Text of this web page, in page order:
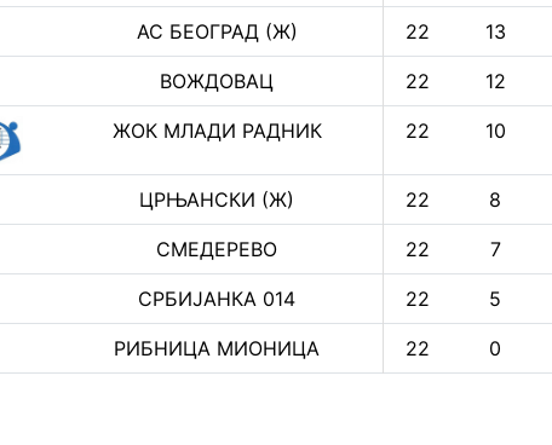
АС БЕОГРАД (Ж) 22 13
ВОЖДОВАЦ 22 12
ЖОК МЛАДИ РАДНИК 22 10
ЦРЊАНСКИ (Ж) 22 8
СМЕДЕРЕВО 22 7
СРБИЈАНКА 014 22 5
РИБНИЦА МИОНИЦА 22 0